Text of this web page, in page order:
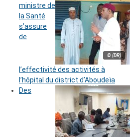
© (DR)
ministre de
la Santé
s’assure
de
l’effectivité des activités à
l’hôpital du district d’Aboudeïa
Des